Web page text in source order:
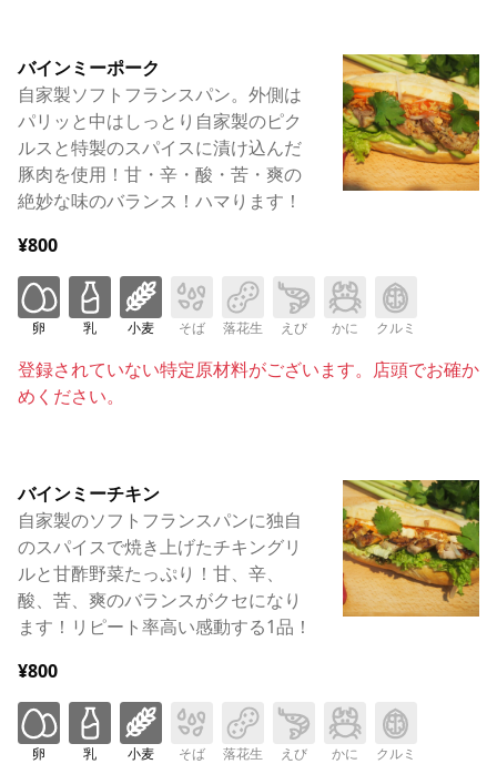
バインミーポーク
自家製ソフトフランスパン。外側は
パリッと中はしっとり自家製のピク
ルスと特製のスパイスに漬け込んだ
豚肉を使用！甘・辛・酸・苦・爽の
絶妙な味のバランス！ハマります！
¥800
卵 乳 小麦 そば 落花生 えび かに クルミ
登録されていない特定原材料がございます。店頭でお確か
めください。
バインミーチキン
自家製のソフトフランスパンに独自
のスパイスで焼き上げたチキングリ
ルと甘酢野菜たっぷり！甘、辛、
酸、苦、爽のバランスがクセになり
ます！リピート率高い感動する1品！
¥800
卵 乳 小麦 そば 落花生 えび かに クルミ